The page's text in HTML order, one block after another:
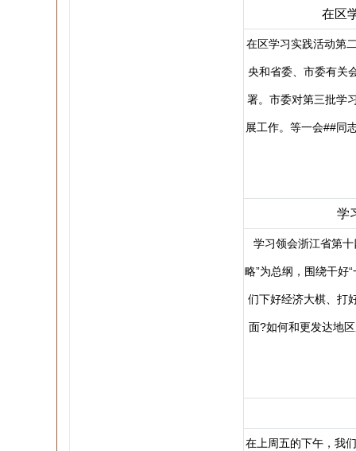
在区
在区学习实践活动第
央和省委、市委有关
署。市委对第三批学
展工作。等一会##同
学
学习领会浙江省第
略”为总纲，围绕干好
们下好经济大棋、打
面?如何和更发达地
在上周五的下午，我